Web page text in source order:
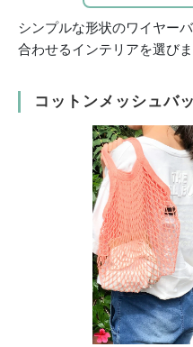
シンプルな形状のワイヤー
合わせるインテリアを選びま
コットンメッシュバ